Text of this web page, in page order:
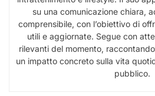
su una comunicazione chiara,
comprensibile, con l’obiettivo di
utili e aggiornate. Segue con
rilevanti del momento,
un impatto concreto sulla vita
pubblico.